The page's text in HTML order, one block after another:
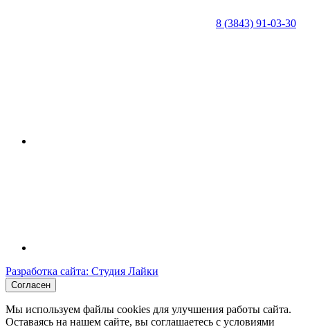
8 (3843) 91-03-30
Разработка сайта: Студия Лайки
Согласен
Мы используем файлы cookies для улучшения работы сайта.
Оставаясь на нашем сайте, вы соглашаетесь с условиями